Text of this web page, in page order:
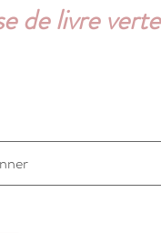
de livre verte